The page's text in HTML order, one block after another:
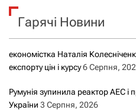
к
Гарячі Новини
економістка Наталія
експорту цін і курсу6 Серпня,
Румунія зупинила реактор АЕС і
України 3 Серпня, 2026